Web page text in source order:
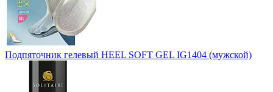
Подпяточник гелевый HEEL SOFT GEL IG1404 (мужской)